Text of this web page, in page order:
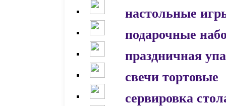
настольные
подарочные
праздничная
свечи тортовые
сервировка